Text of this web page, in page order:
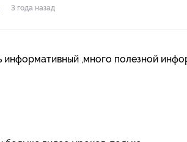
3 года назад
информативный ,много полезной